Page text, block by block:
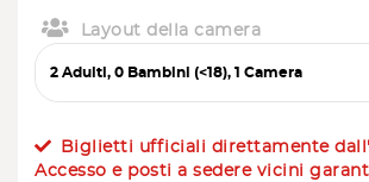
Layout della camera
Biglietti ufficiali direttamente
Accesso e posti a sedere vicini